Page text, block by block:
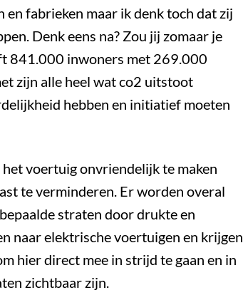
fabrieken maar ik denk toch dat zij
Denk eens na? Zou jij zomaar je
841.000 inwoners met 269.000
zijn alle heel wat co2 uitstoot
hebben en initiatief moeten
voertuig onvriendelijk te maken
te verminderen. Er worden overal
straten door drukte en
naar elektrische voertuigen en krijgen
hier direct mee in strijd te gaan en in
zichtbaar zijn.